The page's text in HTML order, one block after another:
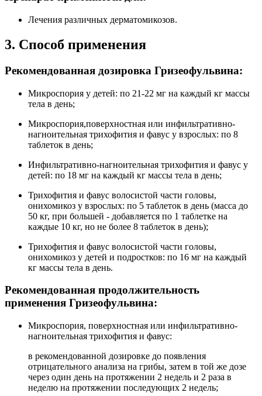
Лечения различных дерматомикозов.
3. Способ применения
Рекомендованная дозировка Гризеофульвина:
Микроспория у детей: по 21-22 мг на каждый кг массы
тела в день;
Микроспория,поверхностная или инфильтративно-
нагноительная трихофития и фавус у взрослых: по 8
таблеток в день;
Инфильтративно-нагноительная трихофития и фавус у
детей: по 18 мг на каждый кг массы тела в день;
Трихофития и фавус волосистой части головы,
онихомикоз у взрослых: по 5 таблеток в день (масса до
50 кг, при большей - добавляется по 1 таблетке на
каждые 10 кг, но не более 8 таблеток в день);
Трихофития и фавус волосистой части головы,
онихомикоз у детей и подростков: по 16 мг на каждый
кг массы тела в день.
Рекомендованная продолжительность
применения Гризеофульвина:
Микроспория, поверхностная или инфильтративно-
нагноительная трихофития и фавус:
в рекомендованной дозировке до появления
отрицательного анализа на грибы, затем в той же дозе
через один день на протяжении 2 недель и 2 раза в
неделю на протяжении последующих 2 недель;